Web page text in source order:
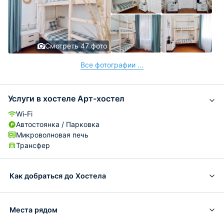
Смотреть 47 фото
Все фотографии ...
Услуги в хостеле Арт-хостел
Wi-Fi
Автостоянка / Парковка
Микроволновая печь
Трансфер
Как добраться до Хостела
Места рядом